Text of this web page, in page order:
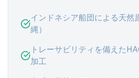
インドネシア船団による天然
縄）
トレーサビリティを備えた
加工